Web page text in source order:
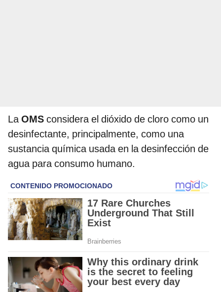
LaOMS considera el dióxido de cloro como un
desinfectante, principalmente, como una
sustancia química usada en la desinfección de
agua para consumo humano.